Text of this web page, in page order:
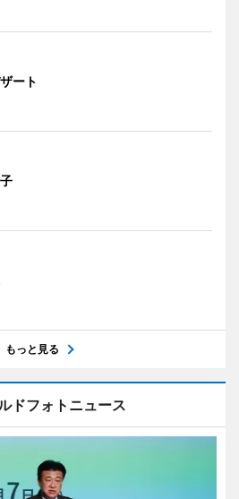
ート
もっと見る
ドフォトニュース